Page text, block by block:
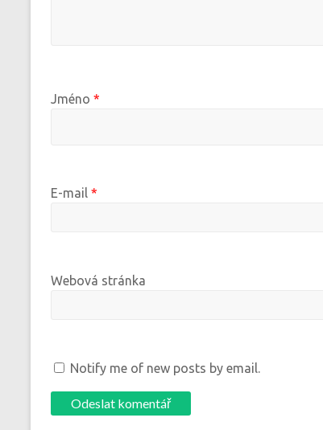
Jméno *
E-mail *
Webová stránka
Notify me of new posts by email.